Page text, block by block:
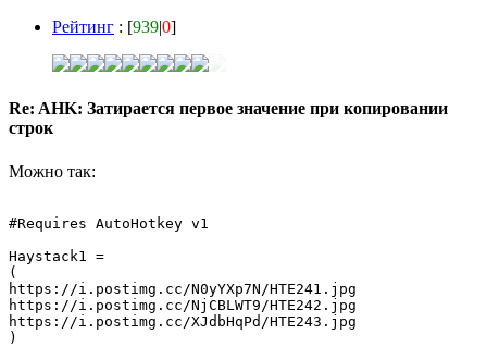
Рейтинг : [939|0]
Re: AHK: Затирается первое значение при копировании
строк
Можно так:
#Requires AutoHotkey v1
Haystack1 =
(
https://i.postimg.cc/N0yYXp7N/HTE241.jpg
https://i.postimg.cc/NjCBLWT9/HTE242.jpg
https://i.postimg.cc/XJdbHqPd/HTE243.jpg
)